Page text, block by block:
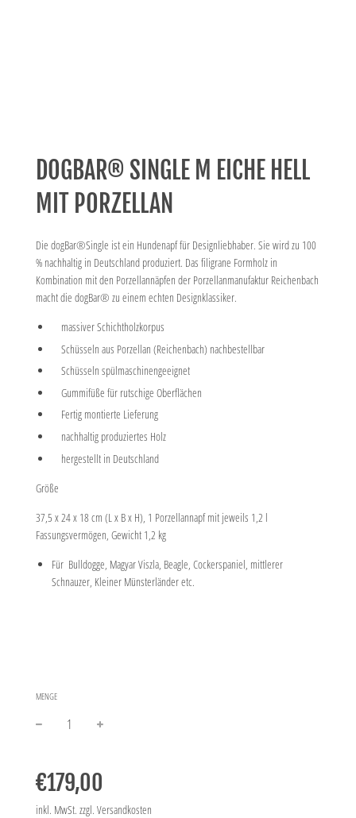
DOGBAR® SINGLE M EICHE HELL
MIT PORZELLAN
Die dogBar®Single ist ein Hundenapf für Designliebhaber. Sie wird zu 100
% nachhaltig in Deutschland produziert. Das filigrane Formholz in
Kombination mit den Porzellannäpfen der Porzellanmanufaktur Reichenbach
macht die dogBar® zu einem echten Designklassiker.
massiver Schichtholzkorpus
Schüsseln aus Porzellan (Reichenbach) nachbestellbar
Schüsseln spülmaschinengeeignet
Gummifüße für rutschige Oberflächen
Fertig montierte Lieferung
nachhaltig produziertes Holz
hergestellt in Deutschland
Größe
37,5 x 24 x 18 cm (L x B x H), 1 Porzellannapf mit jeweils 1,2 l
Fassungsvermögen, Gewicht 1,2 kg
Für Bulldogge, Magyar Viszla, Beagle, Cockerspaniel, mittlerer
Schnauzer, Kleiner Münsterländer etc.
MENGE
Preis
€179,00
inkl. MwSt. zzgl. Versandkosten